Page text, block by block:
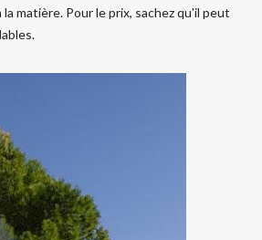
matière. Pour le prix, sachez qu'il peut